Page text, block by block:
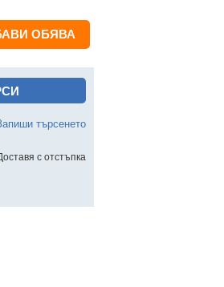
ОБЯВА
търсенето
с отстъпка